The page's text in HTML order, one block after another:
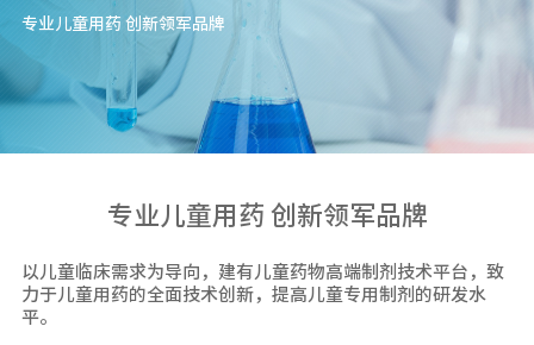
专业儿童用药 创新领军品牌
专业儿童用药 创新领军品牌
以儿童临床需求为导向，建有儿童药物高端制剂技术平台，致
力于儿童用药的全面技术创新，提高儿童专用制剂的研发水
平。